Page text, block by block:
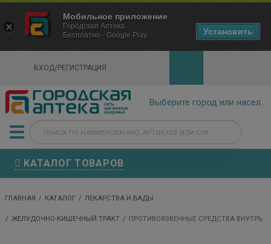
ВХОД/РЕГИСТРАЦИЯ
КАТАЛОГ ТОВАРОВ
ГЛАВНАЯ КАТАЛОГ ЛЕКАРСТВА И БАДЫ
ЖЕЛУДОЧНО-КИШЕЧНЫЙ ТРАКТ ПРОТИВОЯЗВЕННЫЕ СРЕДСТВА ВНУТРЬ
×
Городская Аптека Маркетплейс
- In Google Play
Мобильное приложение
Городская Аптека
Бесплатно - Google Play
Установить